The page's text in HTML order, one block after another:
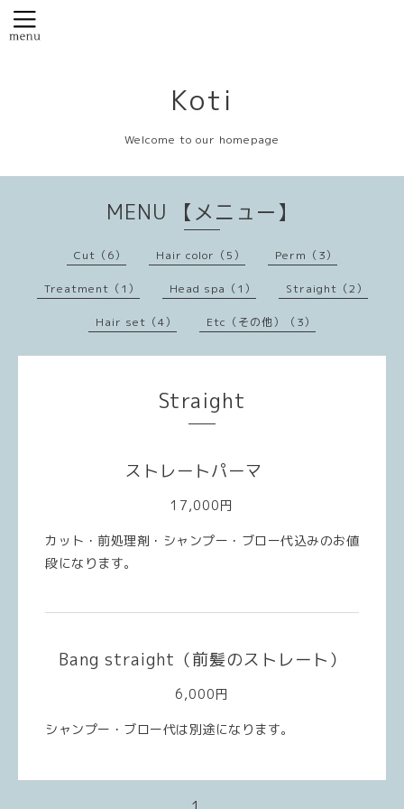
Koti
Welcome to our homepage
MENU 【メニュー】
Cut（6） Hair color（5） Perm（3）
Treatment（1） Head spa（1） Straight（2）
Hair set（4） Etc（その他）（3）
Straight
ストレートパーマ
17,000円
カット・前処理剤・シャンプー・ブロー代込みのお値
段になります。
Bang straight（前髪のストレート）
6,000円
シャンプー・ブロー代は別途になります。